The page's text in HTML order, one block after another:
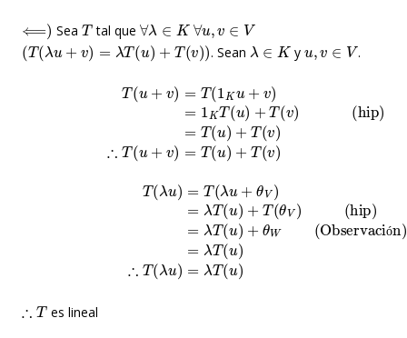
)
Sea
T
tal que
∀λ K ∀
V
(T(λu+v) =λ T( u)+T(v )
. Sean
λ K
y
V
.
+T(v)∴T(u +v)=T(
T( u)+T(θ V
W =λT(u) ∴ T( λu)= T(u
T
es lineal